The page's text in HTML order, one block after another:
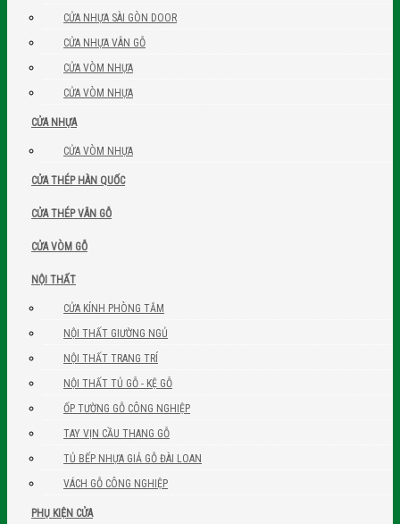
CỬA NHỰA SÀI GÒN DOOR
CỬA NHỰA VÂN GỖ
CỬA VÒM NHỰA
CỬA VÒM NHỰA
CỬA NHỰA
CỬA VÒM NHỰA
CỬA THÉP HÀN QUỐC
CỬA THÉP VÂN GỖ
CỬA VÒM GỖ
NỘI THẤT
CỬA KÍNH PHÒNG TẮM
NỘI THẤT GIƯỜNG NGỦ
NỘI THẤT TRANG TRÍ
NỘI THẤT TỦ GỖ - KỆ GỖ
ỐP TƯỜNG GỖ CÔNG NGHIỆP
TAY VỊN CẦU THANG GỖ
TỦ BẾP NHỰA GIẢ GỖ ĐÀI LOAN
VÁCH GỖ CÔNG NGHIỆP
PHỤ KIỆN CỬA